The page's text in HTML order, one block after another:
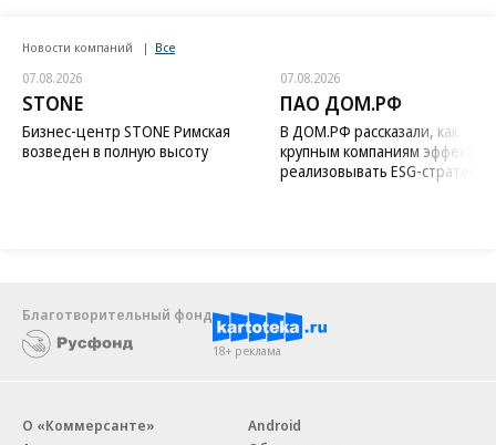
Новости компаний Все
07.08.2026
STONE
Бизнес-центр STONE Римская
возведен в полную высоту
07.08.2026
ПАО ДОМ.РФ
В ДОМ.РФ рассказали, как
крупным компаниям
реализовывать ESG-стратегию
Благотворительный фонд
18+ реклама
О «Коммерсанте»
Android